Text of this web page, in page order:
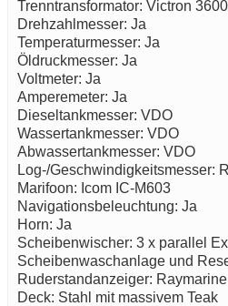
Trenntransformator: Victron
Drehzahlmesser: Ja
Temperaturmesser: Ja
Öldruckmesser: Ja
Voltmeter: Ja
Amperemeter: Ja
Dieseltankmesser: VDO
Wassertankmesser: VDO
Abwassertankmesser: VDO
Log-/Geschwindigkeitsmesser:
Marifoon: Icom IC-M603
Navigationsbeleuchtung: Ja
Horn: Ja
Scheibenwischer: 3 x parallel
Scheibenwaschanlage und
Ruderstandanzeiger: Raymarine
Deck: Stahl mit massivem Teak